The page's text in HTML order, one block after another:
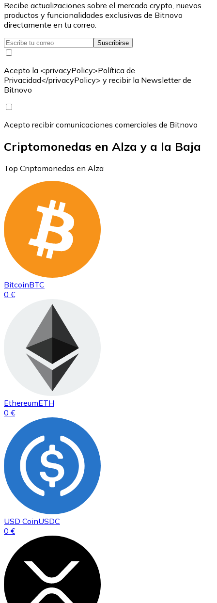
Recibe actualizaciones sobre el mercado crypto, nuevos
productos y funcionalidades exclusivas de Bitnovo
directamente en tu correo.
Suscribirse
Acepto la <privacyPolicy>Política de
Privacidad</privacyPolicy> y recibir la Newsletter de
Bitnovo
Acepto recibir comunicaciones comerciales de Bitnovo
Criptomonedas en Alza y a la Baja
Top Criptomonedas en Alza
BitcoinBTC
0 €
EthereumETH
0 €
USD CoinUSDC
0 €